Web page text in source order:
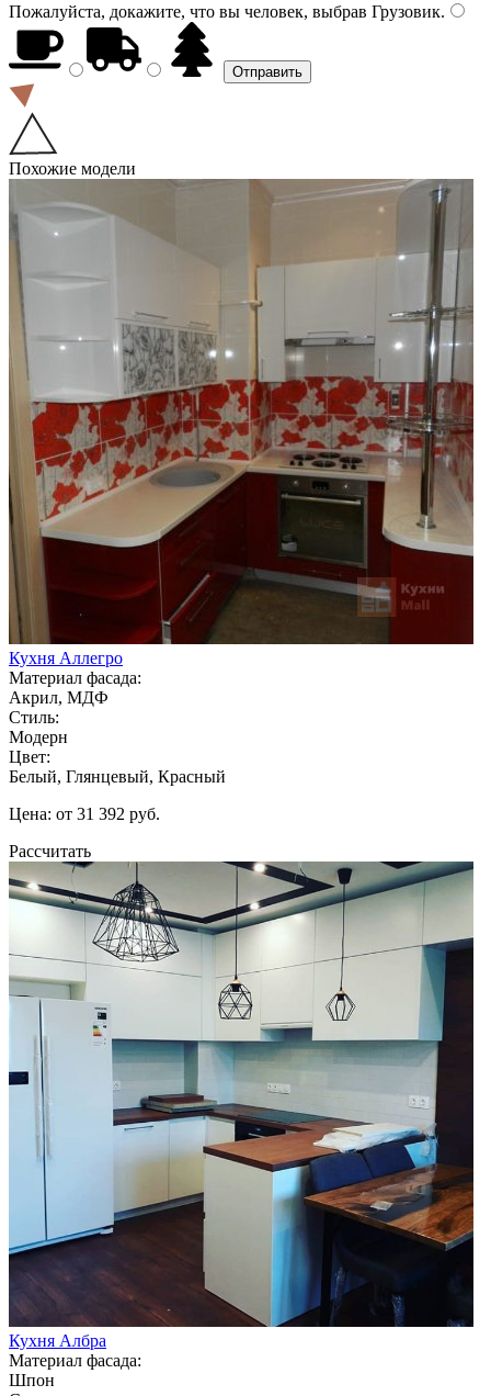
Пожалуйста, докажите, что вы человек, выбрав Грузовик.
Похожие модели
Кухня Аллегро
Материал фасада:
Акрил, МДФ
Стиль:
Модерн
Цвет:
Белый, Глянцевый, Красный
Цена: от 31 392 руб.
Рассчитать
Кухня Албра
Материал фасада:
Шпон